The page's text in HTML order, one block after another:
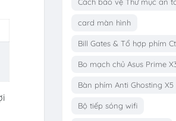
Cách bảo vệ Thư mục an
card màn hình
Bill Gates & Tổ hợp phím
Bo mạch chủ Asus Prime
Bàn phím Anti Ghosting X5
Bộ tiếp sóng wifi